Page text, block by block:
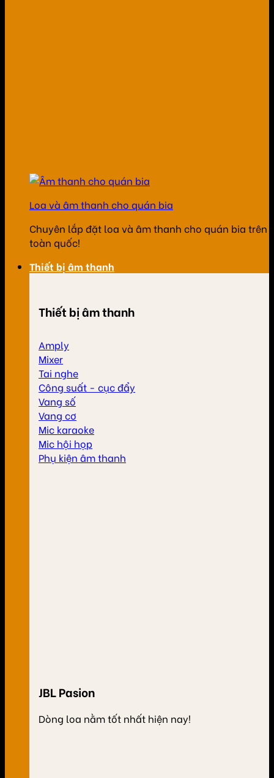
Loa và âm thanh cho quán bia
Chuyên lắp đặt loa và âm thanh cho quán bia trên
toàn quốc!
Thiết bị âm thanh
Thiết bị âm thanh
Amply
Mixer
Tai nghe
Công suất - cục đẩy
Vang số
Vang cơ
Mic karaoke
Mic hội họp
Phụ kiện âm thanh
JBL Pasion
Dòng loa nằm tốt nhất hiện nay!